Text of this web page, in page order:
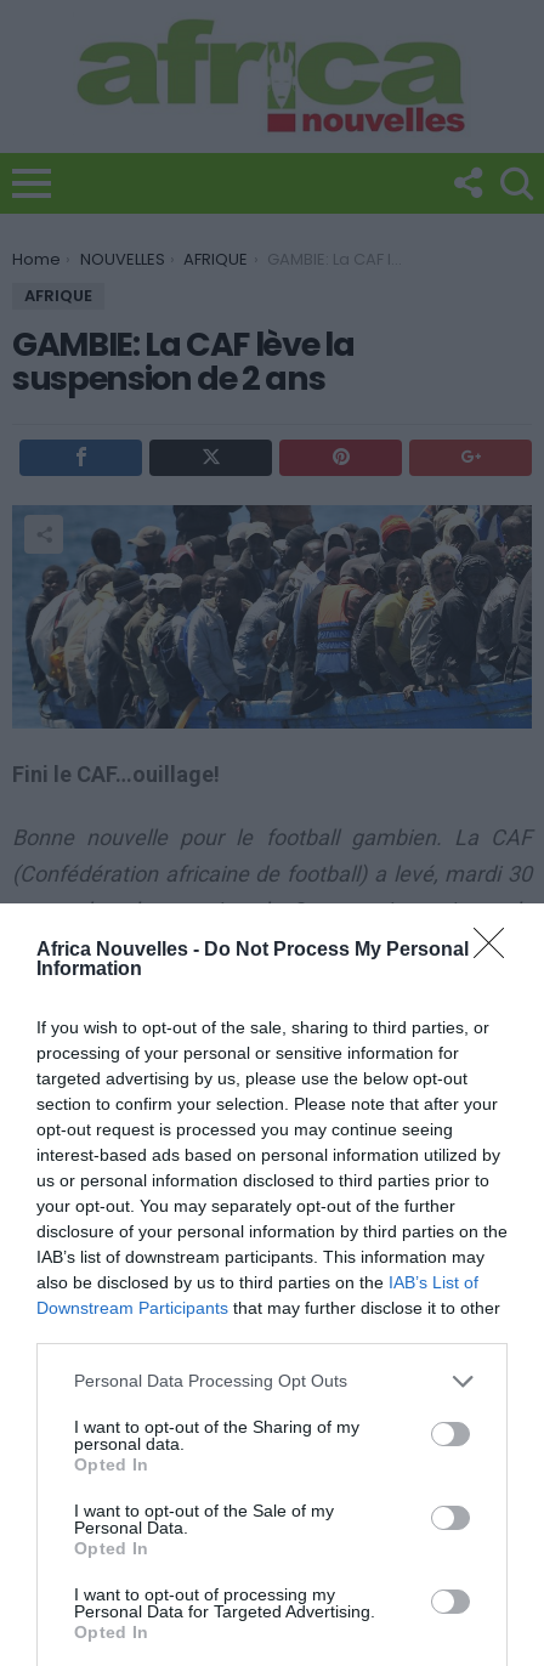
Africa Nouvelles - Do Not Process My Personal
Information
If you wish to opt-out of the sale, sharing to third parties, or
processing of your personal or sensitive information for
targeted advertising by us, please use the below opt-out
section to confirm your selection. Please note that after your
opt-out request is processed you may continue seeing
interest-based ads based on personal information utilized by
us or personal information disclosed to third parties prior to
your opt-out. You may separately opt-out of the further
disclosure of your personal information by third parties on the
IAB’s list of downstream participants. This information may
also be disclosed by us to third parties on the IAB’s List of
Downstream Participants that may further disclose it to other
Personal Data Processing Opt Outs
I want to opt-out of the Sharing of my
personal data.
Opted In
I want to opt-out of the Sale of my
Personal Data.
Opted In
I want to opt-out of processing my
Personal Data for Targeted Advertising.
Opted In
You are here:
Home NOUVELLES AFRIQUE
GAMBIE: La CAF lève la suspension de 2 ans
AFRIQUE
GAMBIE: La CAF lève la
suspension de 2 ans
Fini le CAF…ouillage!
Bonne nouvelle pour le football gambien. La CAF
(Confédération africaine de football) a levé, mardi 30
septembre, la sanction de 2 ans qui pesait sur la
Gambie depuis le début de cette année.
gambien. La CAF (Confédération
africaine de football) a levé,
mardi 30 septembre, la sanction
de 2 ans qui pesait sur la
Gambie depuis le début de
cette année. Cette décision avait été prise à la suite
de la culpabilité des autorités sportives locales de
fraude sur l’âge de nombreux joueurs lors des
éliminations de la CAN U20, Sénégal 2015.
entrepris des démarches pour sauver son football. En
témoigne l’élection le mois dernier d’un nouveau
président à la tête de la fédération. Dans le courrier
adressé par Issa Hayatou à Modou Lamine Kaba bajo,
nouveau président de la GFF, le Camerounais se
réjouit de la nouvelle ère du football local.